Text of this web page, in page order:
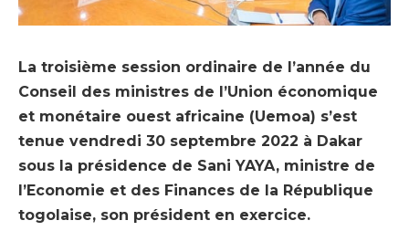
La troisième session ordinaire de l’année du
Conseil des ministres de l’Union économique
et monétaire ouest africaine (Uemoa) s’est
tenue vendredi 30 septembre 2022 à Dakar
sous la présidence de Sani YAYA, ministre de
l’Economie et des Finances de la République
togolaise, son président en exercice.